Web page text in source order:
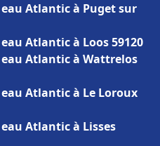
Atlantic à Puget sur
Atlantic à Loos 59120
Atlantic à Wattrelos
Atlantic à Le Loroux
Atlantic à Lisses